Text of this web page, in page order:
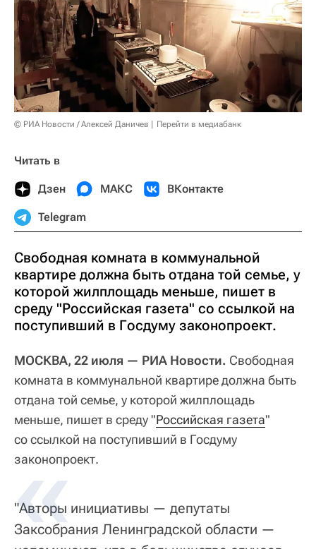
© РИА Новости / Алексей Даничев Перейти в медиабанк
Читать в
Дзен МАКС ВКонтакте
Telegram
Свободная комната в коммунальной
квартире должна быть отдана той семье, у
которой жилплощадь меньше, пишет в
среду "Российская газета" со ссылкой на
поступивший в Госдуму законопроект.
МОСКВА, 22 июля — РИА Новости. Свободная
комната в коммунальной квартире должна быть
отдана той семье, у которой жилплощадь
меньше, пишет в среду "Российская газета"
со ссылкой на поступивший в Госдуму
законопроект.
"Авторы инициативы — депутаты
Заксобрания Ленинградской области —